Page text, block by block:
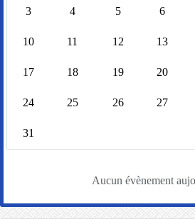
3 4 5 6
10 11 12 13
17 18 19 20
24 25 26 27
31
Aucun évènement